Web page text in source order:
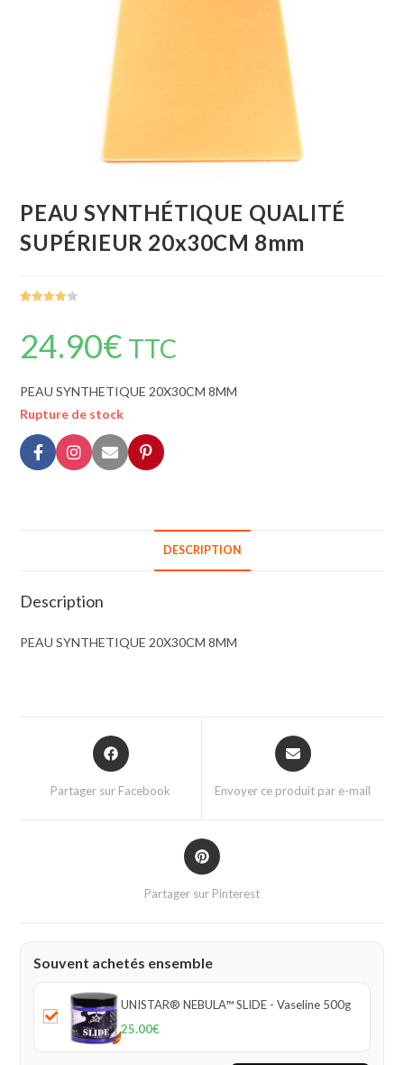
PEAU SYNTHÉTIQUE QUALITÉ
SUPÉRIEUR 20x30CM 8mm
basé
client
24.90€ TTC
PEAU SYNTHETIQUE 20X30CM 8MM
Rupture de stock
DESCRIPTION
Description
PEAU SYNTHETIQUE 20X30CM 8MM
Partager sur Facebook Envoyer ce produit par e-mail
Partager sur Pinterest
Souvent achetés ensemble
UNISTAR® NEBULA™ SLIDE - Vaseline 500g
25.00€